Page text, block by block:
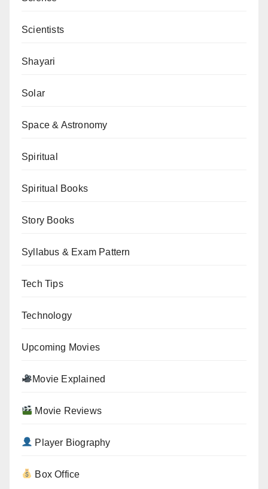
Scientists
Shayari
Solar
Space & Astronomy
Spiritual
Spiritual Books
Story Books
Syllabus & Exam Pattern
Tech Tips
Technology
Upcoming Movies
Movie Explained
Movie Reviews
Player Biography
Box Office